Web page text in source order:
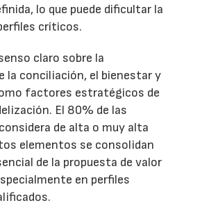
lo que puede dificultar la
críticos.
claro sobre la
la conciliación, el bienestar y
factores estratégicos de
El 80% de las
de alta o muy alta
elementos se consolidan
de la propuesta de valor
en perfiles